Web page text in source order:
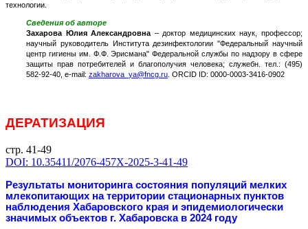
технологии.
Сведения об авторе
Захарова Юлия Александровна – доктор медицинских наук, профессор;
научный руководитель Института дезинфектологии "Федеральный научный
центр гигиены им. Ф.Ф. Эрисмана" Федеральной службы по надзору в сфере
защиты прав потребителей и благополучия человека; служебн. тел.: (495)
582-92-40, e-mail: zakharova_ya@fncg.ru . ORCID ID: 0000-0003-3416-0902
ДЕРАТИЗАЦИЯ
стр. 41-49
DOI: 10.35411/2076-457X-2025-3-41-49
Результаты мониторинга состояния популяций мелких
млекопитающих на территории стационарных пунктов
наблюдения Хабаровского края и эпидемиологически
значимых объектов г. Хабаровска в 2024 году